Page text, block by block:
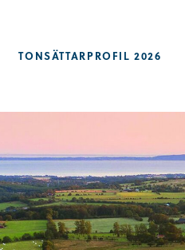
TONSÄTTARPROFIL 2026